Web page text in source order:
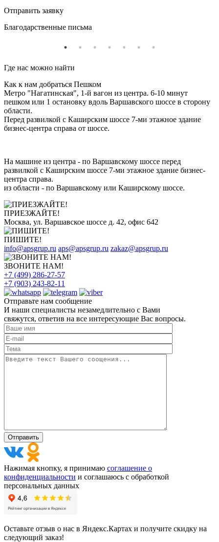
Отправить заявку
Благодарственные письма
Где нас можно найти
Как к нам добраться Пешком
Метро "Нагатинская", 1-й вагон из центра. 6-10 минут
пешком или 1 остановку вдоль Варшавского шоссе в сторону
области.
Перед развилкой с Каширским шоссе 7-ми этажное здание
бизнес-центра справа от шоссе.
На машине из центра - по Варшавскому шоссе перед
развилкой с Каширским шоссе 7-ми этажное здание бизнес-
центра справа.
из области - по Варшавскому или Каширскому шоссе.
ПРИЕЗЖАЙТЕ!
Москва, ул. Варшавское шоссе д. 42, офис 642
ПИШИТЕ!
info@apsgrup.ru aps@apsgrup.ru zakaz@apsgrup.ru
ЗВОНИТЕ НАМ!
+7 (499) 286-27-57
+7 (903) 243-82-11
Отправьте нам сообщение
И наши специалисты незамедлительно с Вами
свяжутся, ответив на все интересующие Вас вопросы.
Нажимая кнопку, я принимаю соглашение о
конфиденциальности и соглашаюсь с обработкой
персональных данных
Оставьте отзыв о нас в Яндекс.Картах и получите скидку на
следующий заказ!